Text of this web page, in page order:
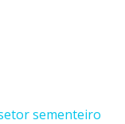
sementeiro